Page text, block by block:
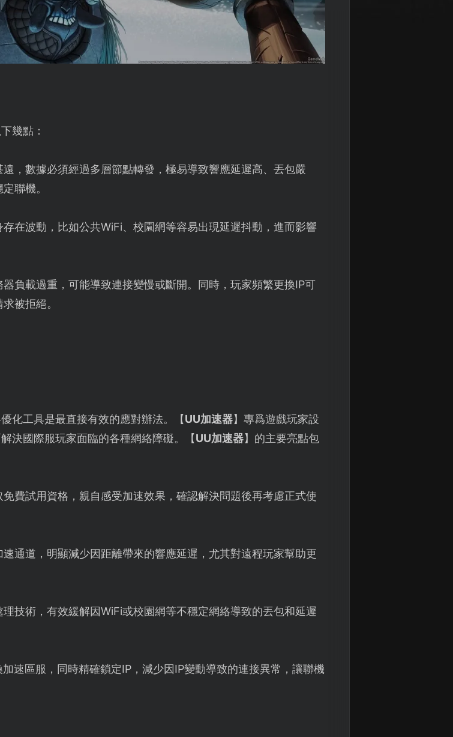
幾點：
，數據必須經過多層節點轉發，極易導致響應延遲高、丟包嚴
聯機。
在波動，比如公共WiFi、校園網等容易出現延遲抖動，進而影響
負載過重，可能導致連接變慢或斷開。同時，玩家頻繁更換IP可
被拒絕。
化工具是最直接有效的應對辦法。【UU加速器】專爲遊戲玩家設
決國際服玩家面臨的各種網絡障礙。【UU加速器】的主要亮點包
免費試用資格，親自感受加速效果，確認解決問題後再考慮正式使
通道，明顯減少因距離帶來的響應延遲，尤其對遠程玩家幫助更
理技術，有效緩解因WiFi或校園網等不穩定網絡導致的丟包和延遲
加速區服，同時精確鎖定IP，減少因IP變動導致的連接異常，讓聯機